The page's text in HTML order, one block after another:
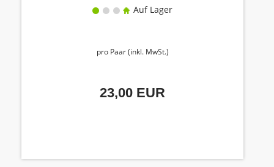
Auf Lager
pro Paar (inkl. MwSt.)
23,00 EUR